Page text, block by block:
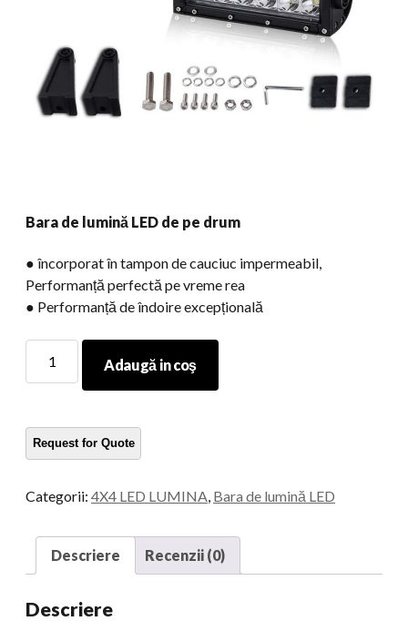
Bara de lumină LED de pe drum
● încorporat în tampon de cauciuc impermeabil,
Performanță perfectă pe vreme rea
● Performanță de îndoire excepțională
de
pe
cantitate
Adaugă in coş
Categorii: 4X4 LED LUMINA Bara de lumină LED
Descriere Recenzii (0)
Descriere